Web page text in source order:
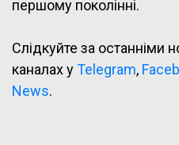
першому поколінні.
Слідкуйте за останніми
каналах уTelegram,
News.